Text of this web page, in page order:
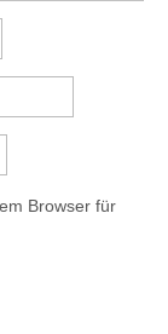
Browser für